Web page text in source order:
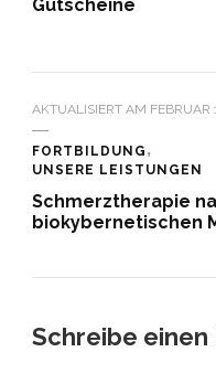
Gutscheine
AKTUALISIERT AM FEBRUAR
FORTBILDUNG
UNSERE LEISTUNGEN
Schmerztherapie
biokybernetischen
Schreibe